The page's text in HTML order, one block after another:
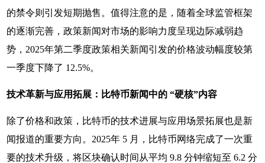
的禁令则引发短期抛售。值得注意的是，随着全球监管框架
的逐渐完善，政策新闻对市场的影响力度呈现边际减弱趋
势，2025年第二季度政策相关新闻引发的价格波动幅度较第
一季度下降了 12.5%。
技术革新与应用拓展：比特币新闻中的 “硬核”内容
除了价格和政策，比特币的技术进展与应用场景拓展也是新
闻报道的重要方向。2025年 5 月，比特币网络完成了一次重
要的技术升级，将区块确认时间从平均 9.8 分钟缩短至 6.2 分